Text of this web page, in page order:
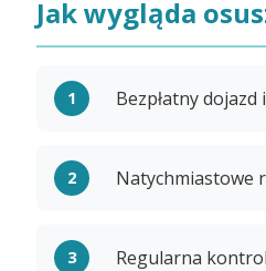
Jak wygląda
Bezpłatny
Natychmiastowe
Regularna